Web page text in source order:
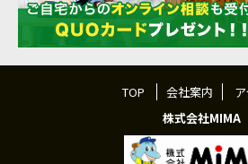
TOP 会社案内
株式会社MIMA